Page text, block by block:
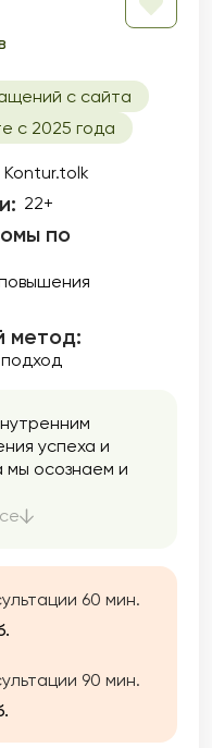
с сайта
с 2025 года
Kontur.tolk
22+
по
метод:
успеха и
мы осознаем и
Вам
найти
улучшит
60 мин.
90 мин.